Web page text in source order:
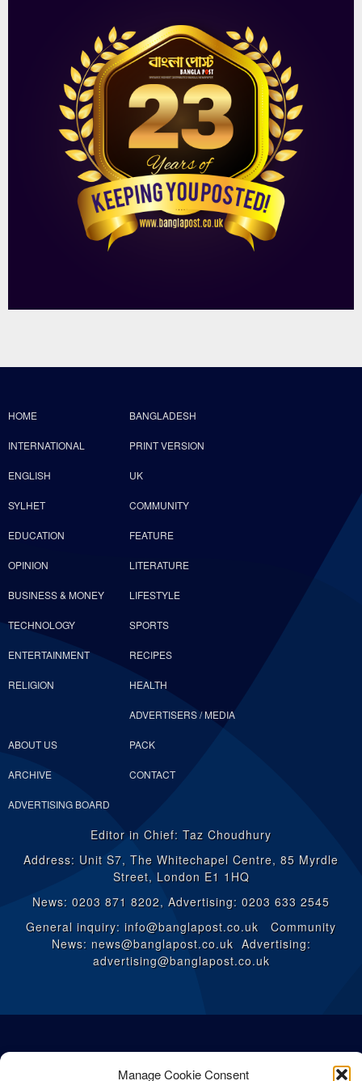
Manage Cookie Consent
HOME BANGLADESH
INTERNATIONAL PRINT VERSION
ENGLISH UK
SYLHET COMMUNITY
EDUCATION FEATURE
OPINION LITERATURE
BUSINESS & MONEY LIFESTYLE
TECHNOLOGY SPORTS
ENTERTAINMENT RECIPES
RELIGION HEALTH
ABOUT US
ADVERTISERS / MEDIA
PACK
ARCHIVE CONTACT
ADVERTISING BOARD
Editor in Chief: Taz Choudhury
Address: Unit S7, The Whitechapel Centre, 85 Myrdle
Street, London E1 1HQ
News: 0203 871 8202, Advertising: 0203 633 2545
General inquiry: info@banglapost.co.uk Community
News: news@banglapost.co.uk Advertising:
advertising@banglapost.co.uk